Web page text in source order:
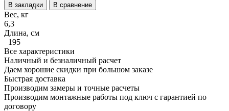
В закладки В сравнение
Вес, кг
6,3
Длина, см
195
Все характеристики
Наличный и безналичный расчет
Даем хорошие скидки при большом заказе
Быстрая доставка
Производим замеры и точные расчеты
Производим монтажные работы под ключ с гарантией по
договору